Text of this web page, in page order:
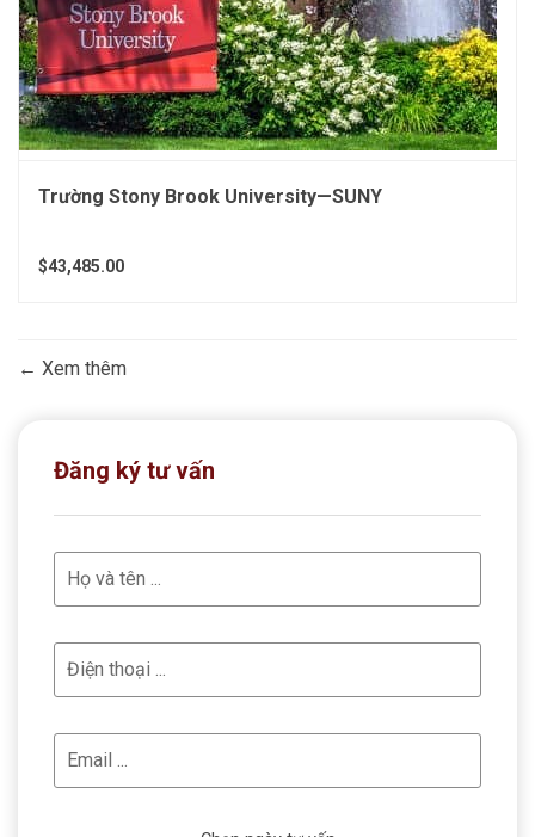
Trường Stony Brook University—SUNY
$43,485.00
Xem thêm
Đăng ký tư vấn